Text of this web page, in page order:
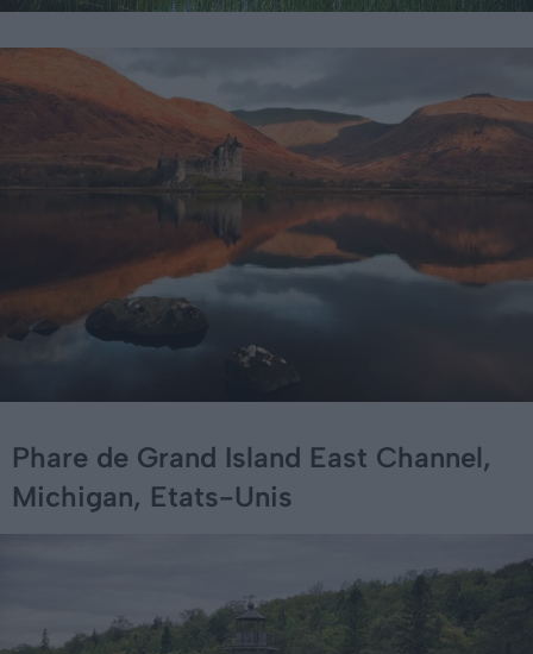
Phare de Grand Island East Channel,
Michigan, Etats-Unis